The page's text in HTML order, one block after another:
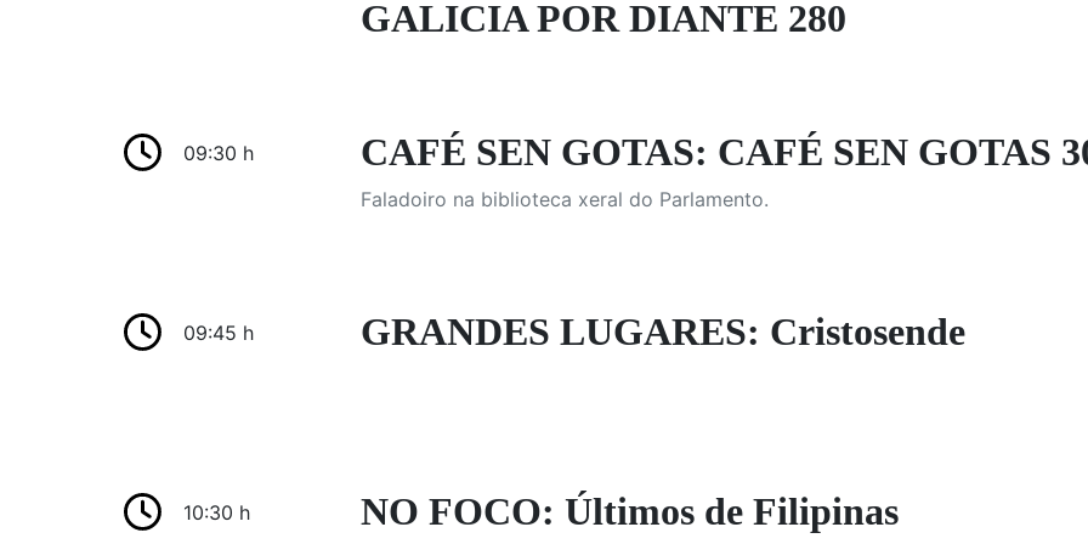
GALICIA POR DIANTE 280
09:30 h CAFÉ SEN GOTAS: CAFÉ SEN GOTAS
Faladoiro na biblioteca xeral do Parlamento.
09:45 h GRANDES LUGARES: Cristosende
10:30 h NO FOCO: Últimos de Filipinas